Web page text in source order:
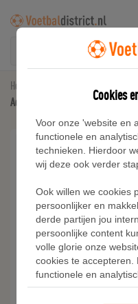
Home
Adidas Everyday Icons Pet met
Cookies
Voor onze 'website en
functionele en
technieken. Hierdoor
wij deze ook verder
Ook willen we cookies
persoonlijker en
derde partijen jou
persoonlijke content
volle glorie onze
cookies te accepteren.
functionele en